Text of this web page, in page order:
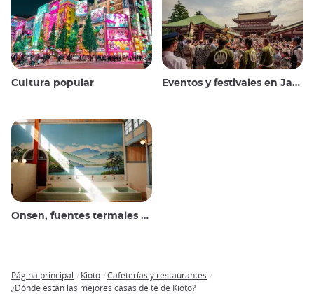
Cultura popular Eventos y festivales en Japón
Onsen, fuentes termales y baños públicos
Breadcrumb
Página principal Kioto
Cafeterías y restaurantes
¿Dónde están las mejores casas de té de Kioto?